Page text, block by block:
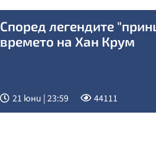
Според легендите
времето на Хан Крум
21 юни | 23:59 44111